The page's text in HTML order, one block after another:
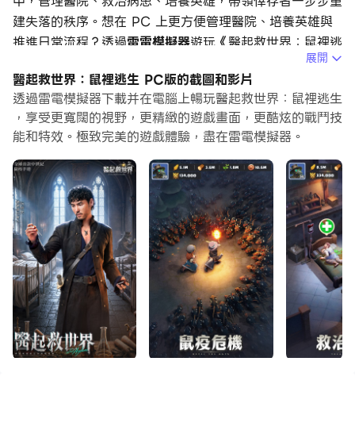
建失落的秩序。想在 PC 上更方便管理醫院、培養英雄與
推進日常流程？透過雷電模擬器遊玩《醫起救世界：鼠裡逃
末世醫院與生存重建
廢土之中，醫院成為最後的希望。從接診病患、判斷症狀，
到調配藥劑、擴建病區，每一次決策都會影響倖存者能否撐
過這場災難。透過雷電模擬器在 PC 大螢幕上遊玩時，病
房管理、建築配置與資源分配都能更清楚掌握。
鳥嘴醫生的救援使命
戴上鳥嘴面具，你將走進這場由鼠疫引發的危機之中。治療
感染者、管理醫療設備、維持避難所運作，不只是生存，更
是在混亂世界裡重新建立希望。
英雄集結迎擊鼠潮
鼠潮與鼠王隨時可能襲來，英雄培養與塔防部署成為守住防
線的關鍵。不同英雄搭配不同技能與陣容羈絆，會形成不同
展開
醫起救世界：鼠裡逃生 PC版的截圖和影片
透過雷電模擬器下載并在電腦上暢玩醫起救世界：鼠裡逃生
，享受更寬闊的視野，更精緻的遊戲畫面，更酷炫的戰鬥技
能和特效。極致完美的遊戲體驗，盡在雷電模擬器。